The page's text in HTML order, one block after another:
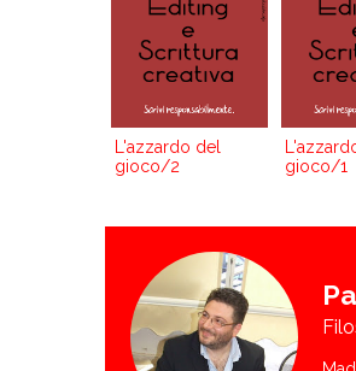
L'azzardo del
gioco/2
gioco/1